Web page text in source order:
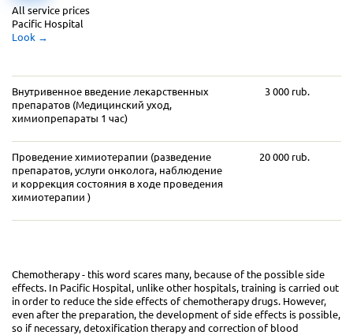
Внутривенное введение лекарственных
препаратов (Медицинский уход,
химиопрепараты 1 час)
3 000 rub.
Проведение химиотерапии (разведение
препаратов, услуги онколога, наблюдение
и коррекция состояния в ходе проведения
химиотерапии )
20 000 rub.
All service prices
Pacific Hospital
Look →
Chemotherapy - this word scares many, because of the possible side
effects. In Pacific Hospital, unlike other hospitals, training is carried out
in order to reduce the side effects of chemotherapy drugs. However,
even after the preparation, the development of side effects is possible,
so if necessary, detoxification therapy and correction of blood